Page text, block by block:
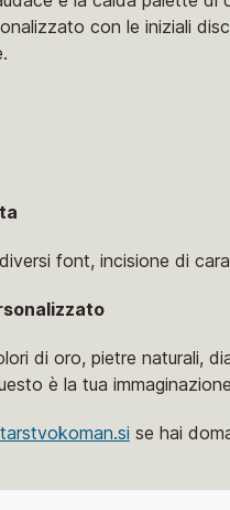
con le iniziali
font, incisione di
di oro, pietre naturali,
è la tua
se hai